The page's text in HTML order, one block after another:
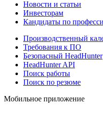
Новости и статьи
Инвесторам
Кандидаты по
Производственный
Требования к ПО
Безопасный HeadHunter
HeadHunter API
Поиск работы
Поиск по резюме
Мобильное приложение